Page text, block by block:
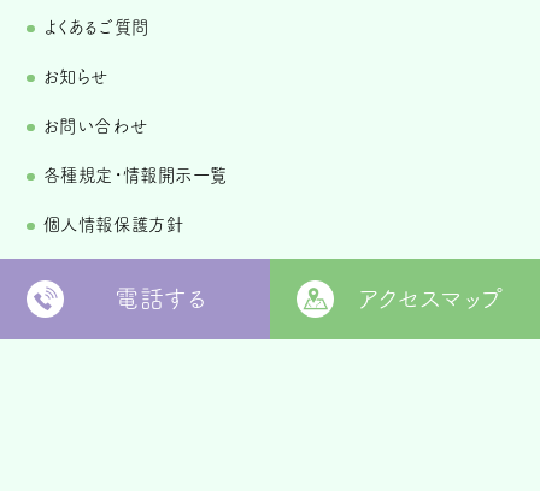
よくあるご質問
お知らせ
お問い合わせ
各種規定・情報開示一覧
個人情報保護方針
電話する アクセスマップ